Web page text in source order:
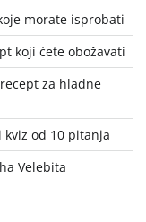
morate isprobati
koji ćete obožavati
za hladne
kviz od 10 pitanja
Velebita